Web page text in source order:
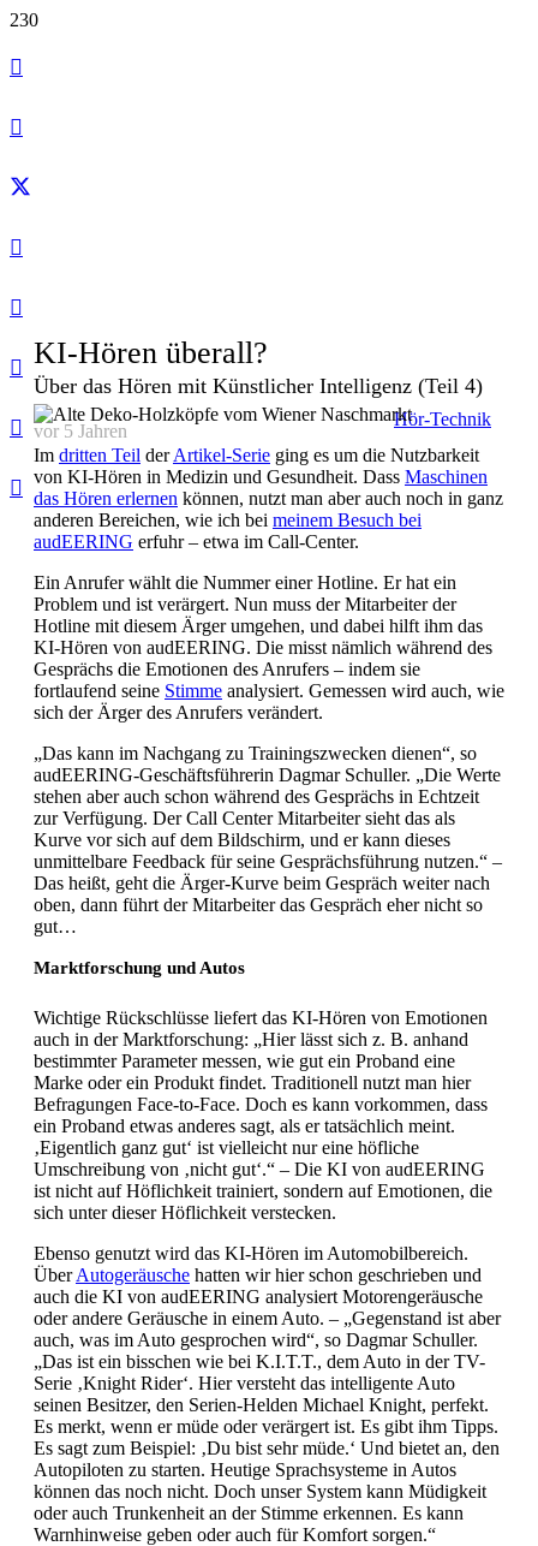
KI-Hören überall?
Über das Hören mit Künstlicher Intelligenz (Teil 4)
vor 5 Jahren
Hör-Technik
Im dritten Teil derArtikel-Serie ging es um die Nutzbarkeit
von KI-Hören in Medizin und Gesundheit. Dass Maschinen
das Hören erlernen können, nutzt man aber auch noch in ganz
anderen Bereichen, wie ich bei meinem Besuch bei
audEERING erfuhr – etwa im Call-Center.
Ein Anrufer wählt die Nummer einer Hotline. Er hat ein
Problem und ist verärgert. Nun muss der Mitarbeiter der
Hotline mit diesem Ärger umgehen, und dabei hilft ihm das
KI-Hören von audEERING. Die misst nämlich während des
Gesprächs die Emotionen des Anrufers – indem sie
fortlaufend seine Stimme analysiert. Gemessen wird auch, wie
sich der Ärger des Anrufers verändert.
„Das kann im Nachgang zu Trainingszwecken dienen“, so
audEERING-Geschäftsführerin Dagmar Schuller. „Die Werte
stehen aber auch schon während des Gesprächs in Echtzeit
zur Verfügung. Der Call Center Mitarbeiter sieht das als
Kurve vor sich auf dem Bildschirm, und er kann dieses
unmittelbare Feedback für seine Gesprächsführung nutzen.“ –
Das heißt, geht die Ärger-Kurve beim Gespräch weiter nach
oben, dann führt der Mitarbeiter das Gespräch eher nicht so
gut…
Marktforschung und Autos
Wichtige Rückschlüsse liefert das KI-Hören von Emotionen
auch in der Marktforschung: „Hier lässt sich z. B. anhand
bestimmter Parameter messen, wie gut ein Proband eine
Marke oder ein Produkt findet. Traditionell nutzt man hier
Befragungen Face-to-Face. Doch es kann vorkommen, dass
ein Proband etwas anderes sagt, als er tatsächlich meint.
‚Eigentlich ganz gut‘ ist vielleicht nur eine höfliche
Umschreibung von ‚nicht gut‘.“ – Die KI von audEERING
ist nicht auf Höflichkeit trainiert, sondern auf Emotionen, die
sich unter dieser Höflichkeit verstecken.
Ebenso genutzt wird das KI-Hören im Automobilbereich.
ÜberAutogeräusche hatten wir hier schon geschrieben und
auch die KI von audEERING analysiert Motorengeräusche
oder andere Geräusche in einem Auto. – „Gegenstand ist aber
auch, was im Auto gesprochen wird“, so Dagmar Schuller.
„Das ist ein bisschen wie bei K.I.T.T., dem Auto in der TV-
Serie ‚Knight Rider‘. Hier versteht das intelligente Auto
seinen Besitzer, den Serien-Helden Michael Knight, perfekt.
Es merkt, wenn er müde oder verärgert ist. Es gibt ihm Tipps.
Es sagt zum Beispiel: ‚Du bist sehr müde.‘ Und bietet an, den
Autopiloten zu starten. Heutige Sprachsysteme in Autos
können das noch nicht. Doch unser System kann Müdigkeit
oder auch Trunkenheit an der Stimme erkennen. Es kann
Warnhinweise geben oder auch für Komfort sorgen.“